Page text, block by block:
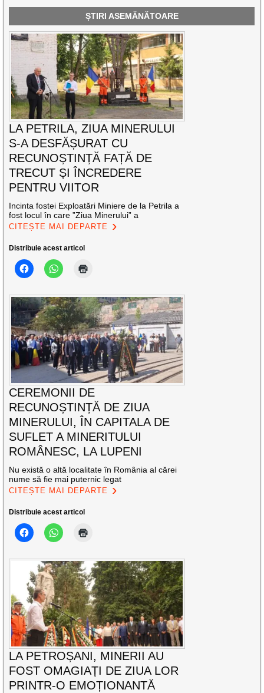
ȘTIRI ASEMĂNĂTOARE
LA PETRILA, ZIUA MINERULUI
S-A DESFĂȘURAT CU
RECUNOȘTINȚĂ FAȚĂ DE
TRECUT ȘI ÎNCREDERE
PENTRU VIITOR
Incinta fostei Exploatări Miniere de la Petrila a
fost locul în care ”Ziua Minerului” a
CITEȘTE MAI DEPARTE
Distribuie acest articol
CEREMONII DE
RECUNOȘTINȚĂ DE ZIUA
MINERULUI, ÎN CAPITALA DE
SUFLET A MINERITULUI
ROMÂNESC, LA LUPENI
Nu există o altă localitate în România al cărei
nume să fie mai puternic legat
CITEȘTE MAI DEPARTE
Distribuie acest articol
LA PETROȘANI, MINERII AU
FOST OMAGIAȚI DE ZIUA LOR
PRINTR-O EMOȚIONANTĂ